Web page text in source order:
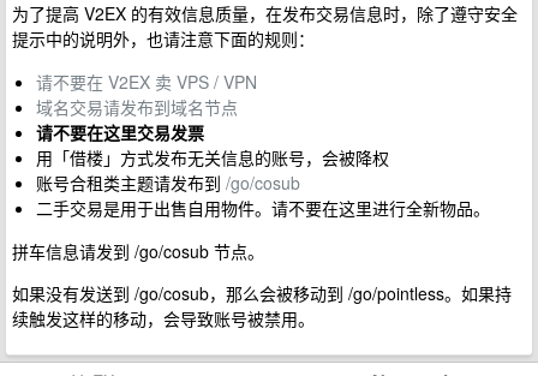
为了提高 V2EX 的有效信息质量，在发布交易信息时，除了遵守安全
提示中的说明外，也请注意下面的规则：
请不要在 V2EX 卖 VPS / VPN
域名交易请发布到域名节点
请不要在这里交易发票
用「借楼」方式发布无关信息的账号，会被降权
账号合租类主题请发布到 /go/cosub
二手交易是用于出售自用物件。请不要在这里进行全新物品。
拼车信息请发到 /go/cosub 节点。
如果没有发送到 /go/cosub，那么会被移动到 /go/pointless。如果持
续触发这样的移动，会导致账号被禁用。